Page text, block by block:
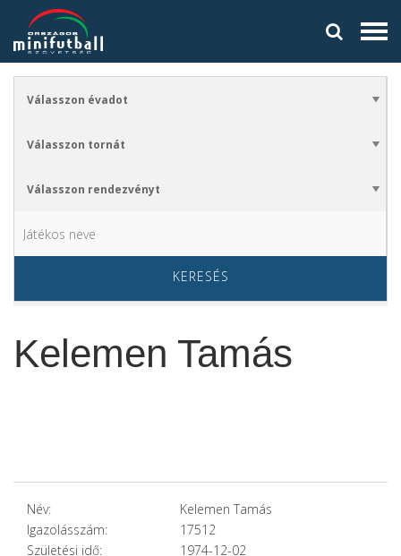
KERESÉS
Kelemen Tamás
Név:
Kelemen Tamás
Igazolásszám:
17512
Születési idő:
1974-12-02